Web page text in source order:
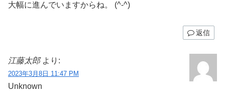
大幅に進んでいますからね。 (^-^)
返信
江藤太郎 より:
2023年3月8日 11:47 PM
Unknown